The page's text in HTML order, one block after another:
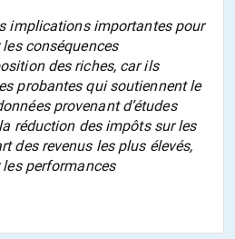
implications importantes pour
conséquences
des riches, car ils
probantes qui soutiennent le
provenant d’études
réduction des impôts sur les
des revenus les plus élevés,
performances